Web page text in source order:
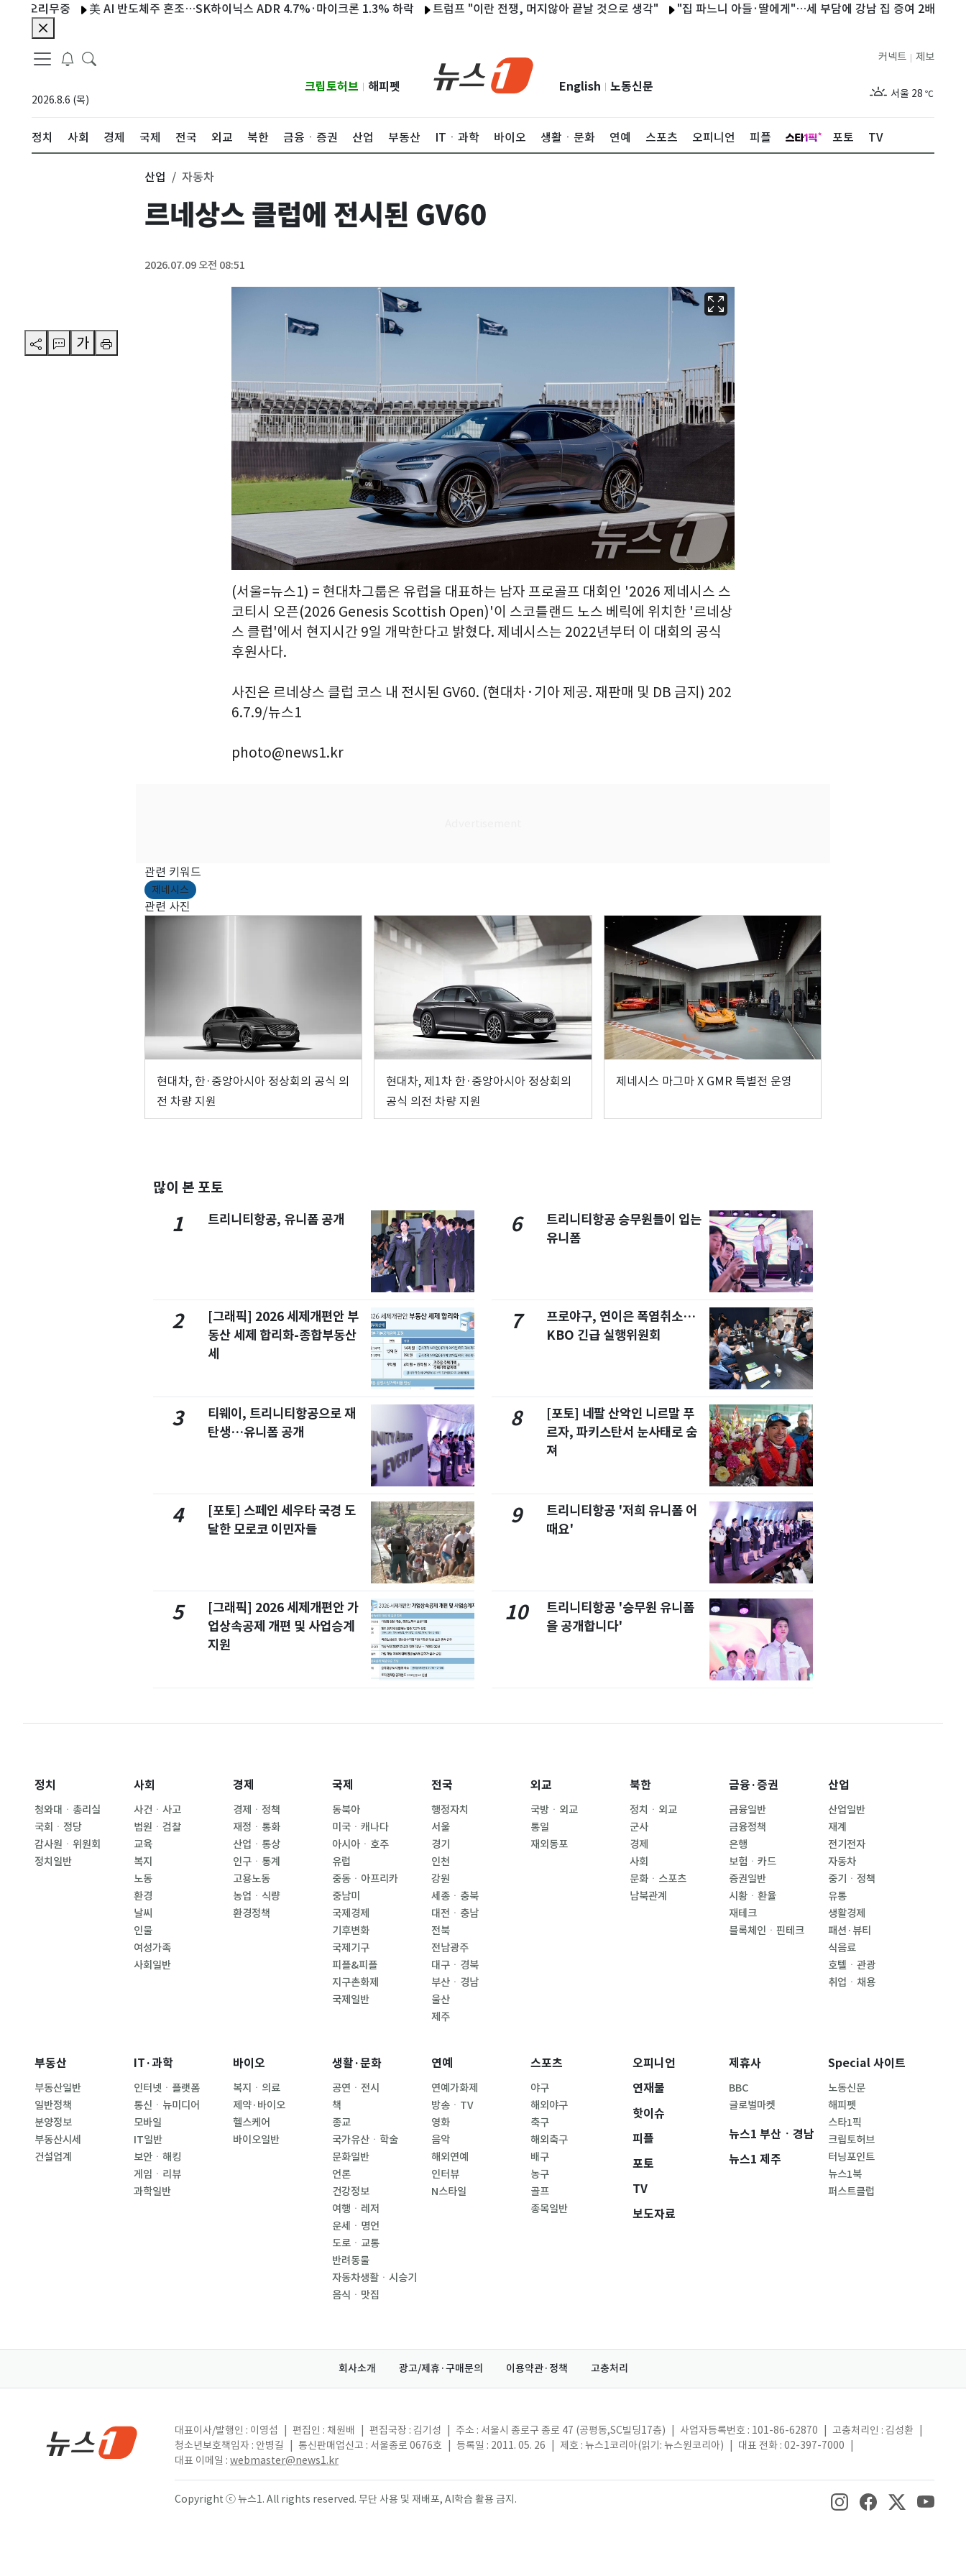
리무중 美 AI 반도체주 혼조…SK하이닉스 ADR 4.7%·마이크론 1.3% 하락 트럼프 "이란 전쟁, 머지않아 끝날 것으로 생각" "집 파느니 아들·딸에게"…세 부담에 강남 집 증여 2배 급증
2026.8.6 (목)
크립토허브 해피펫 English 노동신문
제보
커넥트
서울 28 ℃
정치 사회 경제 국제 전국 외교 북한 금융ㆍ증권 산업 부동산 ITㆍ과학 바이오 생활ㆍ문화 연예 스포츠 오피니언 피플 포토 TV
가
산업 자동차
르네상스 클럽에 전시된 GV60
2026.07.09 오전 08:51
(서울=뉴스1) = 현대차그룹은 유럽을 대표하는 남자 프로골프 대회인 '2026 제네시스 스
코티시 오픈(2026 Genesis Scottish Open)'이 스코틀랜드 노스 베릭에 위치한 '르네상
스 클럽'에서 현지시간 9일 개막한다고 밝혔다. 제네시스는 2022년부터 이 대회의 공식
후원사다.
사진은 르네상스 클럽 코스 내 전시된 GV60. (현대차·기아 제공. 재판매 및 DB 금지) 202
6.7.9/뉴스1
photo@news1.kr
관련 키워드
제네시스
관련 사진
현대차, 한·중앙아시아 정상회의 공식 의
전 차량 지원
현대차, 제1차 한·중앙아시아 정상회의
공식 의전 차량 지원
제네시스 마그마 X GMR 특별전 운영
많이 본 포토
1 트리니티항공, 유니폼 공개
2
[그래픽] 2026 세제개편안 부
동산 세제 합리화-종합부동산
세
3
티웨이, 트리니티항공으로 재
탄생…유니폼 공개
4
[포토] 스페인 세우타 국경 도
달한 모로코 이민자들
5
[그래픽] 2026 세제개편안 가
업상속공제 개편 및 사업승계
지원
6
트리니티항공 승무원들이 입는
유니폼
7
프로야구, 연이은 폭염취소…
KBO 긴급 실행위원회
8
[포토] 네팔 산악인 니르말 푸
르자, 파키스탄서 눈사태로 숨
져
9
트리니티항공 '저희 유니폼 어
때요'
10
트리니티항공 '승무원 유니폼
을 공개합니다'
정치
청와대ㆍ총리실
국회ㆍ정당
감사원ㆍ위원회
정치일반
사회
사건ㆍ사고
법원ㆍ검찰
교육
복지
노동
환경
날씨
인물
여성가족
사회일반
경제
경제ㆍ정책
재정ㆍ통화
산업ㆍ통상
인구ㆍ통계
고용노동
농업ㆍ식량
환경정책
국제
동북아
미국ㆍ캐나다
아시아ㆍ호주
유럽
중동ㆍ아프리카
중남미
국제경제
기후변화
국제기구
피플&피플
지구촌화제
국제일반
전국
행정자치
서울
경기
인천
강원
세종ㆍ충북
대전ㆍ충남
전북
전남광주
대구ㆍ경북
부산ㆍ경남
울산
제주
외교
국방ㆍ외교
통일
재외동포
북한
정치ㆍ외교
군사
경제
사회
문화ㆍ스포츠
남북관계
금융·증권
금융일반
금융정책
은행
보험ㆍ카드
증권일반
시황ㆍ환율
재테크
블록체인ㆍ핀테크
산업
산업일반
재계
전기전자
자동차
중기ㆍ정책
유통
생활경제
패션·뷰티
식음료
호텔ㆍ관광
취업ㆍ채용
부동산
부동산일반
일반정책
분양정보
부동산시세
건설업계
IT·과학
인터넷ㆍ플랫폼
통신ㆍ뉴미디어
모바일
IT일반
보안ㆍ해킹
게임ㆍ리뷰
과학일반
바이오
복지ㆍ의료
제약·바이오
헬스케어
바이오일반
생활·문화
공연ㆍ전시
책
종교
국가유산ㆍ학술
문화일반
언론
건강정보
여행ㆍ레저
운세ㆍ명언
도로ㆍ교통
반려동물
자동차생활ㆍ시승기
음식ㆍ맛집
연예
연예가화제
방송ㆍTV
영화
음악
해외연예
인터뷰
N스타일
스포츠
야구
해외야구
축구
해외축구
배구
농구
골프
종목일반
오피니언
연재물
핫이슈
피플
포토
TV
보도자료
제휴사
BBC
글로벌마켓
뉴스1 부산ㆍ경남
뉴스1 제주
Special 사이트
노동신문
해피펫
스타1픽
크립토허브
터닝포인트
뉴스1북
퍼스트클럽
회사소개 광고/제휴·구매문의 이용약관·정책 고충처리
대표이사/발행인 : 이영섭 편집인 : 채원배 편집국장 : 김기성 주소 : 서울시 종로구 종로 47 (공평동,SC빌딩17층) 사업자등록번호 : 101-86-62870 고충처리인 : 김성환
청소년보호책임자 : 안병길
통신판매업신고 : 서울종로 0676호 등록일 : 2011. 05. 26 제호 : 뉴스1코리아(읽기: 뉴스원코리아) 대표 전화 : 02-397-7000
대표 이메일 : webmaster@news1.kr
Copyright ⓒ 뉴스1. All rights reserved. 무단 사용 및 재배포, AI학습 활용 금지.